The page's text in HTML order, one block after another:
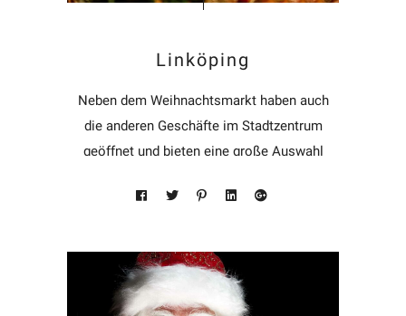
Linköping
Neben dem Weihnachtsmarkt haben auch
die anderen Geschäfte im Stadtzentrum
geöffnet und bieten eine große Auswahl